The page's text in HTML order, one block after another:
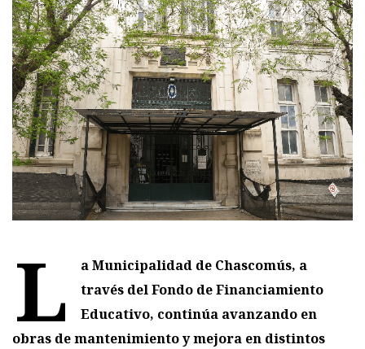
L
a Municipalidad de Chascomús, a
través del Fondo de Financiamiento
Educativo, continúa avanzando en
obras de mantenimiento y mejora en distintos